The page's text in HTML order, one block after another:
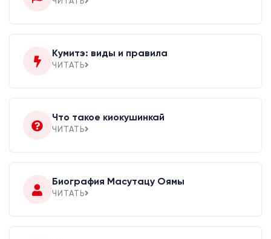
Кумитэ: виды и правила
ЧИТАТЬ
Что такое киокушинкай
ЧИТАТЬ
Биография Масутацу Оямы
ЧИТАТЬ